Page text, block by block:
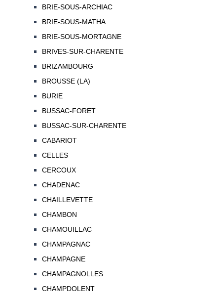
BRIE-SOUS-ARCHIAC
BRIE-SOUS-MATHA
BRIE-SOUS-MORTAGNE
BRIVES-SUR-CHARENTE
BRIZAMBOURG
BROUSSE (LA)
BURIE
BUSSAC-FORET
BUSSAC-SUR-CHARENTE
CABARIOT
CELLES
CERCOUX
CHADENAC
CHAILLEVETTE
CHAMBON
CHAMOUILLAC
CHAMPAGNAC
CHAMPAGNE
CHAMPAGNOLLES
CHAMPDOLENT